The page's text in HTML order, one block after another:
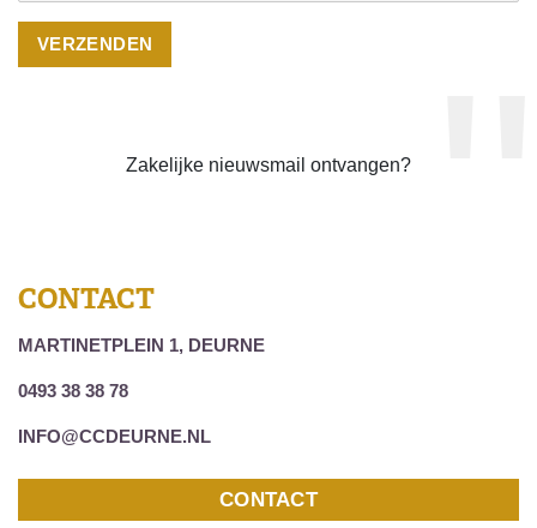
Zakelijke nieuwsmail ontvangen?
CONTACT
MARTINETPLEIN 1, DEURNE
0493 38 38 78
INFO@CCDEURNE.NL
CONTACT